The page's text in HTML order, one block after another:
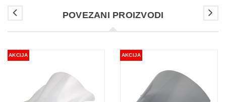
POVEZANI PROIZVODI
AKCIJA AKCIJA